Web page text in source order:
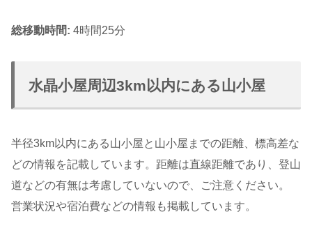
総移動時間: 4時間25分
水晶小屋周辺3km以内にある山小屋
半径3km以内にある山小屋と山小屋までの距離、標高差な
どの情報を記載しています。距離は直線距離であり、登山
道などの有無は考慮していないので、ご注意ください。
営業状況や宿泊費などの情報も掲載しています。